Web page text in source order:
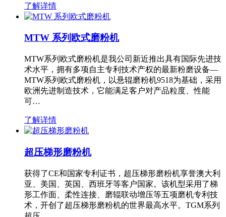
了解详情
MTW 系列欧式磨粉机
MTW系列欧式磨粉机是我公司新近推出具有国际先进技
术水平，拥有多项自主专利技术产权的最新粉磨设备—
MTW系列欧式磨粉机，以悬辊磨粉机9518为基础，采用
欧洲先进制造技术，它能满足客户对产品粒度、性能
可…
了解详情
超压梯形磨粉机
获得了CE和国家专利证书，超压梯形磨粉机享誉澳大利
亚、美国、英国、西班牙等客户国家。该机型采用了梯
形工作面、柔性连接、磨辊联动增压等五项磨机专利技
术，开创了超压梯形磨粉机的世界最高水平。TGM系列